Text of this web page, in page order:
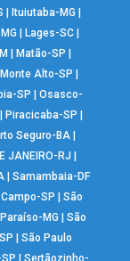
Ituiutaba-MG
Lages-SC|
Matão-SP
Monte Alto-SP
SP |Osasco-
Piracicaba-SP
Seguro-BA
JANEIRO-RJ
| Samambaia-DF
SP |São
MG |São
|São Paulo